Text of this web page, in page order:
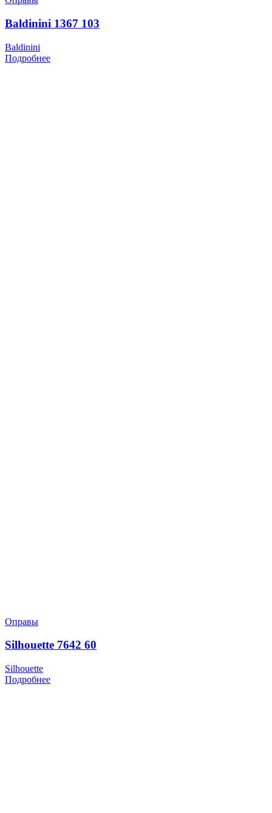
Baldinini 1367 103
Baldinini
Подробнее
Оправы
Silhouette 7642 60
Silhouette
Подробнее